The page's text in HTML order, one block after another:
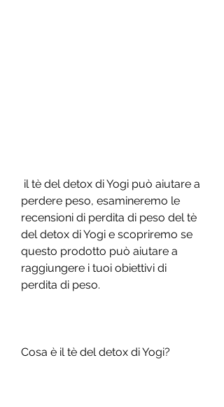
perdere peso, esamineremo le
recensioni di perdita di peso del tè
del detox di Yogi e scopriremo se
questo prodotto può aiutare a
raggiungere i tuoi obiettivi di
perdita di peso.
Cosa è il tè del detox di Yogi?